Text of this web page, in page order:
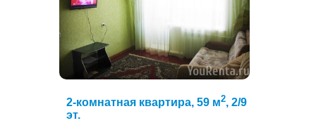
2-комнатная квартира, 59 м2, 2/9
эт.